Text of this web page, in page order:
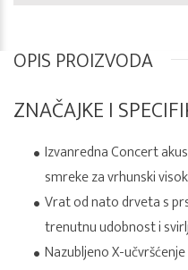
OPIS PROIZVODA
ZNAČAJKE I
Izvanredna Concert
smreke za vrhunski
Vrat od nato drveta s
trenutnu udobnost i
Nazubljeno X-